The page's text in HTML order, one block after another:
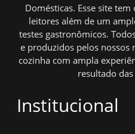
Domésticas. Esse site
leitores além de um
testes gastronômicos.
e produzidos pelos nossos
cozinha com ampla
resultado
Institucional